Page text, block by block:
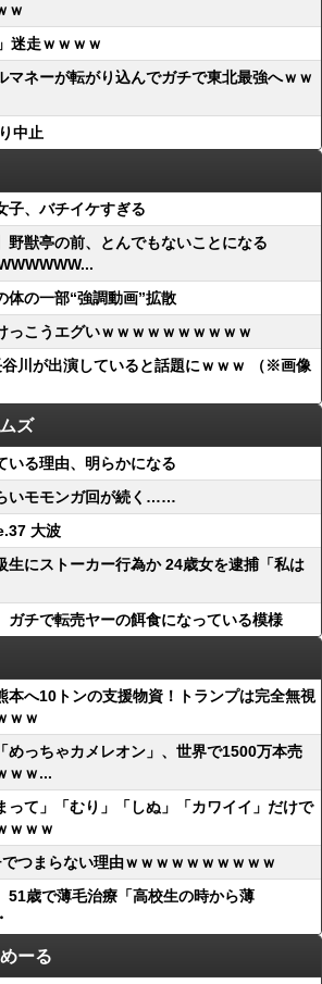
ｗ
迷走ｗｗｗｗ
マネーが転がり込んでガチで東北最強へｗｗ
中止
子、バチイケすぎる
野獣亭の前、とんでもないことになる
の一部“強調動画”拡散
っこうエグいｗｗｗｗｗｗｗｗｗｗ
川が出演していると話題にｗｗｗ （※画像
ズ
いる理由、明らかになる
いモモンガ回が続く……
大波
生にストーカー行為か 24歳女を逮捕「私は
ガチで転売ヤーの餌食になっている模様
本へ10トンの支援物資！トランプは完全無視
ｗｗ
めっちゃカメレオン」、世界で1500万本売
ｗｗ...
って」「むり」「しぬ」「カワイイ」だけで
ｗｗｗ
でつまらない理由ｗｗｗｗｗｗｗｗｗｗ
51歳で薄毛治療「高校生の時から薄
ーる